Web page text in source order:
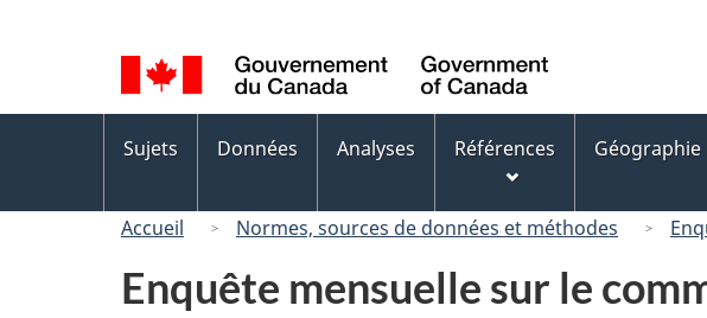
de
la
langue
Canada
des
Sujets Données Analyses Références Géographie
Accueil Normes, sources de données et méthodes
Enquête mensuelle sur le